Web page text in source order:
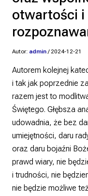
otwartości i
Autor: admin/2024-12-21
Autorem kolejnej
i tak jak poprzednie
razem jest to
Świętego. Głębsza
udowadnia, że bez
umiejętności, daru
oraz daru bojaźni
prawd wiary, nie
i trudności, nie
nie będzie możliwe